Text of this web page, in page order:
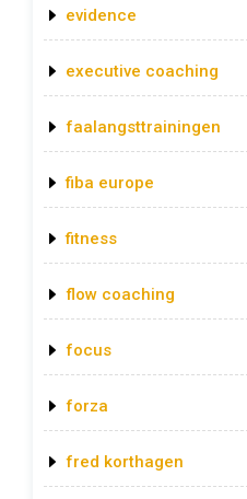
evidence
executive coaching
faalangsttrainingen
fiba europe
fitness
flow coaching
focus
forza
fred korthagen